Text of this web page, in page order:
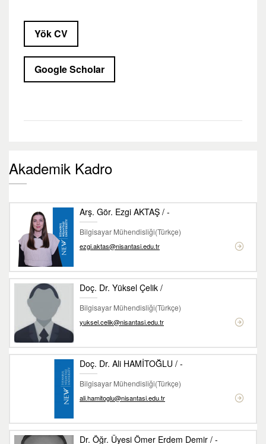
Yök CV
Google Scholar
Akademik Kadro
Arş. Gör. Ezgi AKTAŞ / -
Bilgisayar Mühendisliği(Türkçe)
ezgi.aktas@nisantasi.edu.tr
Doç. Dr. Yüksel Çelik /
Bilgisayar Mühendisliği(Türkçe)
yuksel.celik@nisantasi.edu.tr
Doç. Dr. Ali HAMİTOĞLU / -
Bilgisayar Mühendisliği(Türkçe)
ali.hamitoglu@nisantasi.edu.tr
Dr. Öğr. Üyesi Ömer Erdem Demir / -